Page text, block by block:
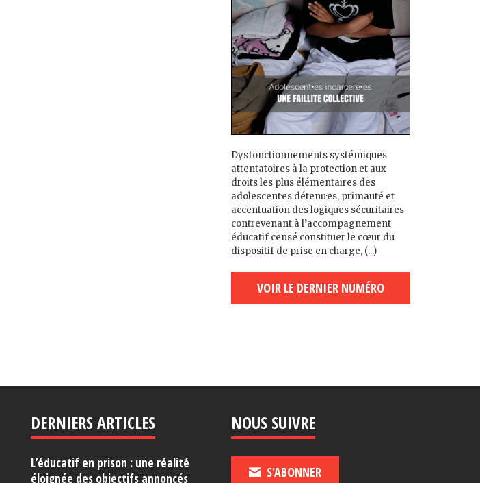
Dysfonctionnements systémiques
attentatoires à la protection et aux
droits les plus élémentaires des
adolescent·es détenu·es, primauté et
accentuation des logiques sécuritaires
contrevenant à l’accompagnement
éducatif censé constituer le cœur du
dispositif de prise en charge, (...)
VOIR LE DERNIER NUMÉRO
DERNIERS ARTICLES
L’éducatif en prison : une réalité
éloignée des objectifs annoncés
NOUS SUIVRE
S'ABONNER